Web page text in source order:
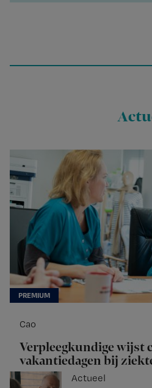
Cao
Verpleegkundige wijst
vakantiedagen bij
Actueel